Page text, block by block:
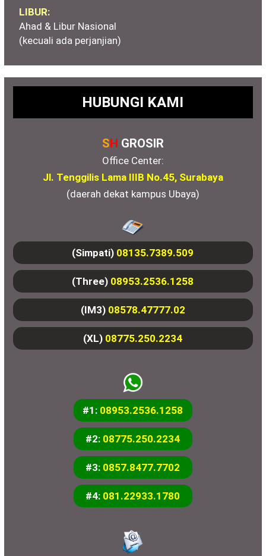
LIBUR:
Ahad & Libur Nasional
(kecuali ada perjanjian)
HUBUNGI KAMI
SH GROSIR
Office Center:
Jl. Tenggilis Lama IIIB No.45, Surabaya
(daerah dekat kampus Ubaya)
(Simpati) 08135.7389.509
(Three) 08953.2536.1258
(IM3) 08578.47777.02
(XL) 08775.250.2234
#1: 08953.2536.1258
#2: 08775.250.2234
#3: 0857.8477.7702
#4: 081.22933.1780